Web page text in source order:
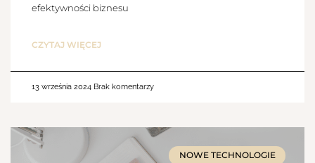
efektywności biznesu
CZYTAJ WIĘCEJ
13 września 2024 Brak komentarzy
NOWE TECHNOLOGIE